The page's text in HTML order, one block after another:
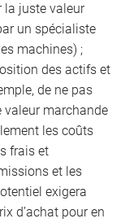
la juste valeur
un spécialiste
machines) ;
des actifs et
de ne pas
valeur marchande
les coûts
frais et
et les
exigera
d’achat pour en